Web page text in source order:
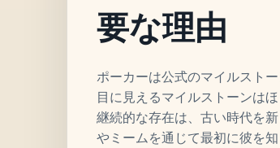
要な理由
ポーカーは公式のマイルスト
目に見えるマイルストーンは
継続的な存在は、古い時代を
やミームを通じて最初に彼を